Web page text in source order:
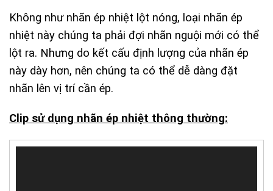
Không như nhãn ép nhiệt lột nóng, loại nhãn ép
nhiệt này chúng ta phải đợi nhãn nguội mới có thể
lột ra. Nhưng do kết cấu định lượng của nhãn ép
này dày hơn, nên chúng ta có thể dễ dàng đặt
nhãn lên vị trí cần ép.
Clip sử dụng nhãn ép nhiệt thông thường: